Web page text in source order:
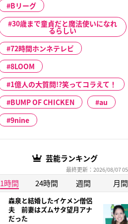
Bリーグ
30歳まで童貞だと魔法使いになれ
るらしい
72時間ホンネテレビ
8LOOM
1億人の大質問!?笑ってコラえて！
BUMP OF CHICKEN
au
9nine
芸能ランキング
最終更新：2026/08/07
1時間 24時間 週間 月間
森泉と結婚したイケメン僧侶
夫 前妻はズムサタ望月アナ
だった